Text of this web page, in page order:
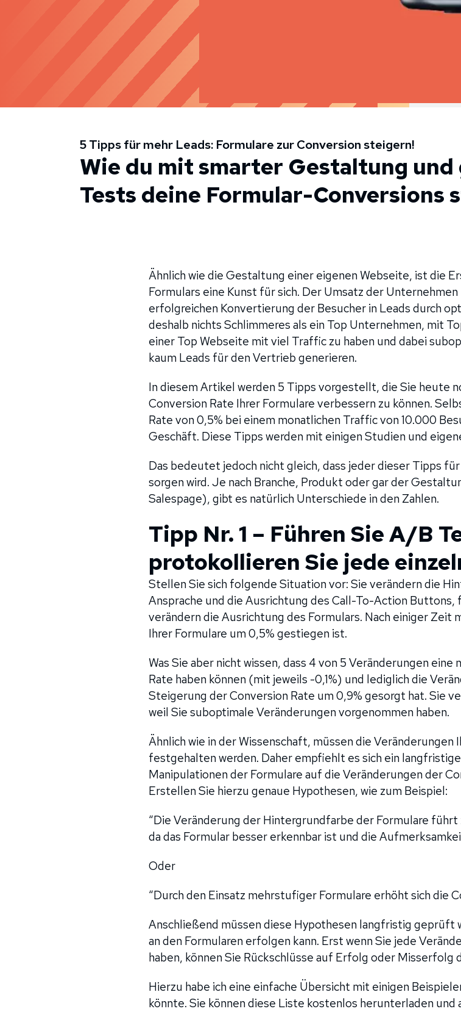
5 Tipps für mehr Leads: Formulare zur Conversion steigern!
Wie du mit smarter Gestaltung und
Tests deine Formular-Conversions
Ähnlich wie die Gestaltung einer eigenen Webseite, ist die
Formulars eine Kunst für sich. Der Umsatz der
erfolgreichen Konvertierung der Besucher in Leads durch
deshalb nichts Schlimmeres als ein Top Unternehmen, mit
einer Top Webseite mit viel Traffic zu haben und dabei
kaum Leads für den Vertrieb generieren.
In diesem Artikel werden 5 Tipps vorgestellt, die Sie heute
Conversion Rate Ihrer Formulare verbessern zu können.
Rate von 0,5% bei einem monatlichen Traffic von 10.000
Geschäft. Diese Tipps werden mit einigen Studien und
Das bedeutet jedoch nicht gleich, dass jeder dieser Tipps
sorgen wird. Je nach Branche, Produkt oder gar der
Salespage), gibt es natürlich Unterschiede in den Zahlen.
Tipp Nr. 1 – Führen Sie A/B
protokollieren Sie jede
Stellen Sie sich folgende Situation vor: Sie verändern die
Ansprache und die Ausrichtung des Call-To-Action Buttons,
verändern die Ausrichtung des Formulars. Nach einiger Zeit
Ihrer Formulare um 0,5% gestiegen ist.
Was Sie aber nicht wissen, dass 4 von 5 Veränderungen
Rate haben können (mit jeweils -0,1%) und lediglich die
Steigerung der Conversion Rate um 0,9% gesorgt hat. Sie
weil Sie suboptimale Veränderungen vorgenommen haben.
Ähnlich wie in der Wissenschaft, müssen die Veränderungen
festgehalten werden. Daher empfiehlt es sich ein
Manipulationen der Formulare auf die Veränderungen der
Erstellen Sie hierzu genaue Hypothesen, wie zum Beispiel:
“Die Veränderung der Hintergrundfarbe der Formulare
da das Formular besser erkennbar ist und die
Oder
“Durch den Einsatz mehrstufiger Formulare erhöht sich die
Anschließend müssen diese Hypothesen langfristig geprüft
an den Formularen erfolgen kann. Erst wenn Sie jede
haben, können Sie Rückschlüsse auf Erfolg oder Misserfolg
Hierzu habe ich eine einfache Übersicht mit einigen
könnte. Sie können diese Liste kostenlos herunterladen und